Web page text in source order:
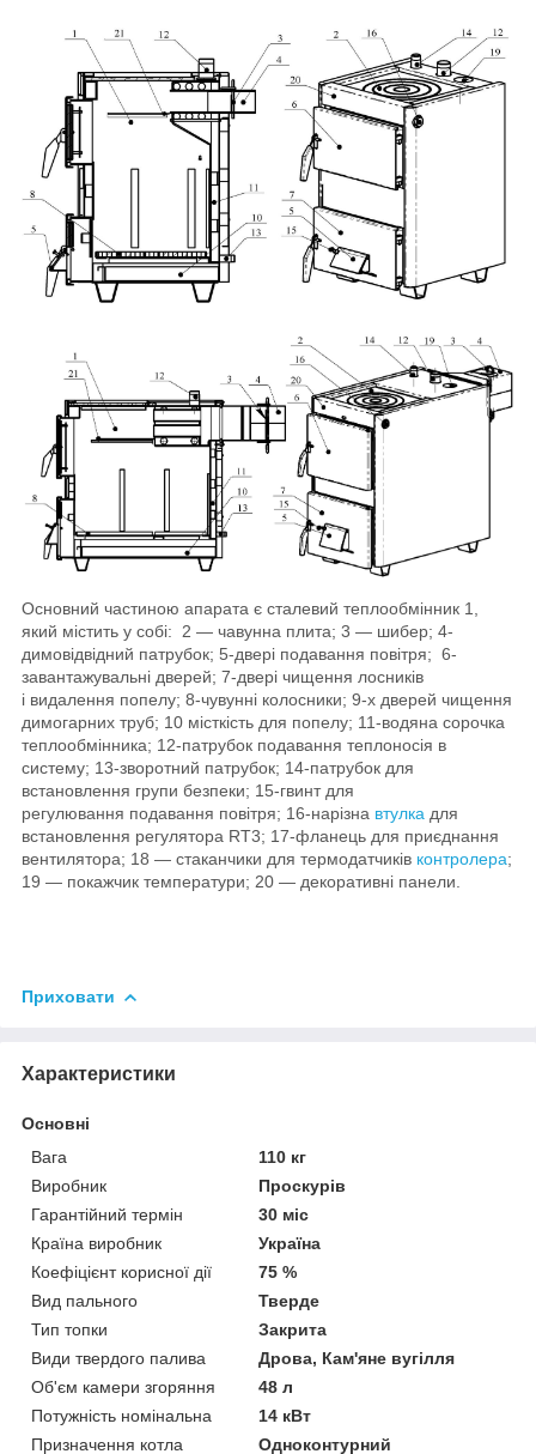
Основний частиною апарата є сталевий теплообмінник 1,
який містить у собі: 2 — чавунна плита; 3 — шибер; 4-
димовідвідний патрубок; 5-двері подавання повітря; 6-
завантажувальні дверей; 7-двері чищення лосників
і видалення попелу; 8-чувунні колосники; 9-х дверей чищення
димогарних труб; 10 місткість для попелу; 11-водяна сорочка
теплообмінника; 12-патрубок подавання теплоносія в
систему; 13-зворотний патрубок; 14-патрубок для
встановлення групи безпеки; 15-гвинт для
регулювання подавання повітря; 16-нарізна втулка для
встановлення регулятора RT3; 17-фланець для приєднання
вентилятора; 18 — стаканчики для термодатчиків контролера;
19 — покажчик температури; 20 — декоративні панели.
Приховати
Характеристики
Основні
Вага
110 кг
Виробник
Проскурів
Гарантійний термін
30 міс
Країна виробник
Україна
Коефіцієнт корисної дії
75 %
Вид пального
Тверде
Тип топки
Закрита
Види твердого палива
Дрова, Кам'яне вугілля
Об'єм камери згоряння
48 л
Потужність номінальна
14 кВт
Призначення котла
Одноконтурний